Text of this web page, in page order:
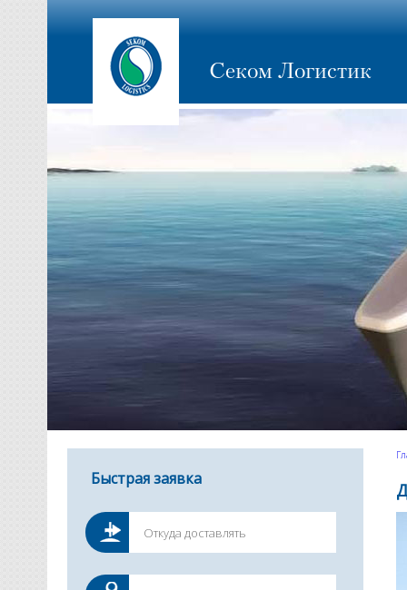
Секом Логистик
Быстрая заявка